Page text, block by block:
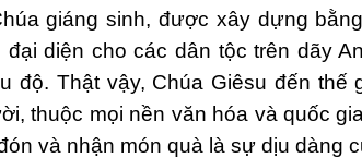
giáng sinh, được xây dựng
diện cho các dân tộc trên dãy
độ. Thật vậy, Chúa Giêsu đến thế
thuộc mọi nền văn hóa và quốc
và nhận món quà là sự dịu dàng